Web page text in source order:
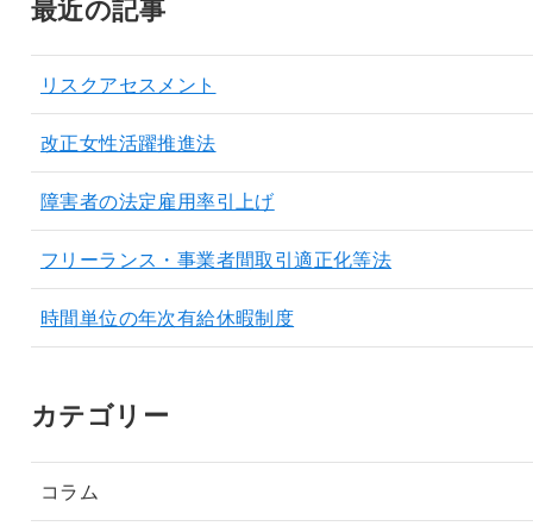
最近の記事
リスクアセスメント
改正女性活躍推進法
障害者の法定雇用率引上げ
フリーランス・事業者間取引適正化等法
時間単位の年次有給休暇制度
カテゴリー
コラム